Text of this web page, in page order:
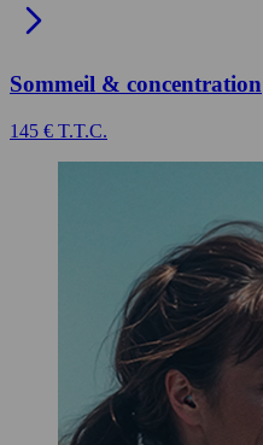
Sommeil & concentration
145 € T.T.C.